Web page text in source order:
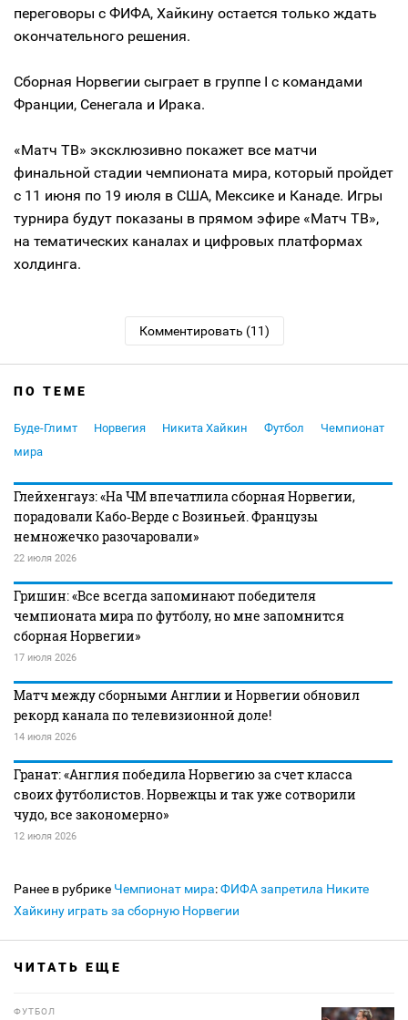
переговоры с ФИФА, Хайкину остается только ждать
окончательного решения.
Сборная Норвегии сыграет в группе I с командами
Франции, Сенегала и Ирака.
«Матч ТВ» эксклюзивно покажет все матчи
финальной стадии чемпионата мира, который пройдет
c 11 июня по 19 июля в США, Мексике и Канаде. Игры
турнира будут показаны в прямом эфире «Матч ТВ»,
на тематических каналах и цифровых платформах
холдинга.
Комментировать (11)
ПО ТЕМЕ
Буде-Глимт Норвегия Никита Хайкин Футбол
Чемпионат
мира
Глейхенгауз: «На ЧМ впечатлила сборная Норвегии,
порадовали Кабо‑Верде с Возиньей. Французы
немножечко разочаровали»
22 июля 2026
Гришин: «Все всегда запоминают победителя
чемпионата мира по футболу, но мне запомнится
сборная Норвегии»
17 июля 2026
Матч между сборными Англии и Норвегии обновил
рекорд канала по телевизионной доле!
14 июля 2026
Гранат: «Англия победила Норвегию за счет класса
своих футболистов. Норвежцы и так уже сотворили
чудо, все закономерно»
12 июля 2026
Ранее в рубрике Чемпионат мира:ФИФА запретила Никите
Хайкину играть за сборную Норвегии
ЧИТАТЬ ЕЩЕ
ФУТБОЛ